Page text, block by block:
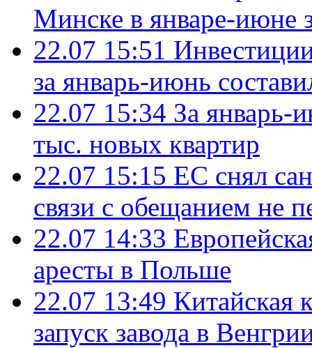
Минске в январе-июне
22.07 15:51
за январь-июнь
22.07 15:34 За январь-
тыс. новых квартир
22.07 15:15 ЕС снял
связи с обещанием не
22.07 14:33
аресты в Польше
22.07 13:49 Китайская
запуск завода в